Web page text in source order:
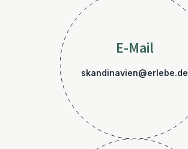
E-Mail
skandinavien@erlebe.de